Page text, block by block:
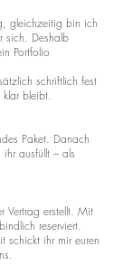
gleichzeitig bin ich
sich. Deshalb
Portfolio
schriftlich fest
bleibt.
Paket. Danach
ausfüllt – als
Vertrag erstellt. Mit
reserviert.
schickt ihr mir euren